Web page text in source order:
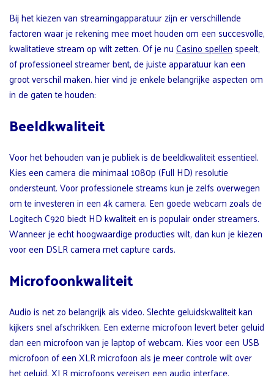
Bij het kiezen van streamingapparatuur zijn er verschillende
factoren waar je rekening mee moet houden om een succesvolle,
kwalitatieve stream op wilt zetten. Of je nuCasino spellenspeelt,
of professioneel streamer bent, de juiste apparatuur kan een
groot verschil maken. hier vind je enkele belangrijke aspecten om
in de gaten te houden:
Beeldkwaliteit
Voor het behouden van je publiek is de beeldkwaliteit essentieel.
Kies een camera die minimaal 1080p (Full HD) resolutie
ondersteunt. Voor professionele streams kun je zelfs overwegen
om te investeren in een 4k camera. Een goede webcam zoals de
Logitech C920 biedt HD kwaliteit en is populair onder streamers.
Wanneer je echt hoogwaardige producties wilt, dan kun je kiezen
voor een DSLR camera met capture cards.
Microfoonkwaliteit
Audio is net zo belangrijk als video. Slechte geluidskwaliteit kan
kijkers snel afschrikken. Een externe microfoon levert beter geluid
dan een microfoon van je laptop of webcam. Kies voor een USB
microfoon of een XLR microfoon als je meer controle wilt over